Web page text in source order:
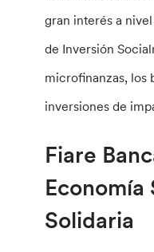
gran interés a
de Inversión
microfinanzas, los
inversiones de
Fiare
Economía
Solidaria